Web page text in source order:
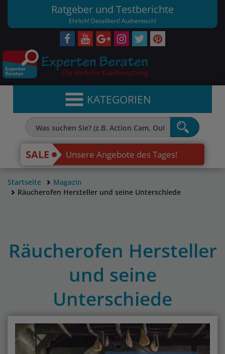
Ratgeber und Testberichte
Ehrlich! Detailliert! Authentisch!
KATEGORIEN
SALE Unsere Angebote des Tages!
Startseite
Magazin
Räucherofen Hersteller und seine Unterschiede
Räucherofen Hersteller
und seine
Unterschiede